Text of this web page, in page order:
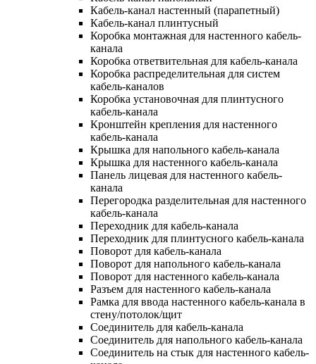
Кабель-канал настенный (парапетный)
Кабель-канал плинтусный
Коробка монтажная для настенного кабель-
канала
Коробка ответвительная для кабель-канала
Коробка распределительная для систем
кабель-каналов
Коробка установочная для плинтусного
кабель-канала
Кронштейн крепления для настенного
кабель-канала
Крышка для напольного кабель-канала
Крышка для настенного кабель-канала
Панель лицевая для настенного кабель-
канала
Перегородка разделительная для настенного
кабель-канала
Переходник для кабель-канала
Переходник для плинтусного кабель-канала
Поворот для кабель-канала
Поворот для напольного кабель-канала
Поворот для настенного кабель-канала
Разъем для настенного кабель-канала
Рамка для ввода настенного кабель-канала в
стену/потолок/щит
Соединитель для кабель-канала
Соединитель для напольного кабель-канала
Соединитель на стык для настенного кабель-